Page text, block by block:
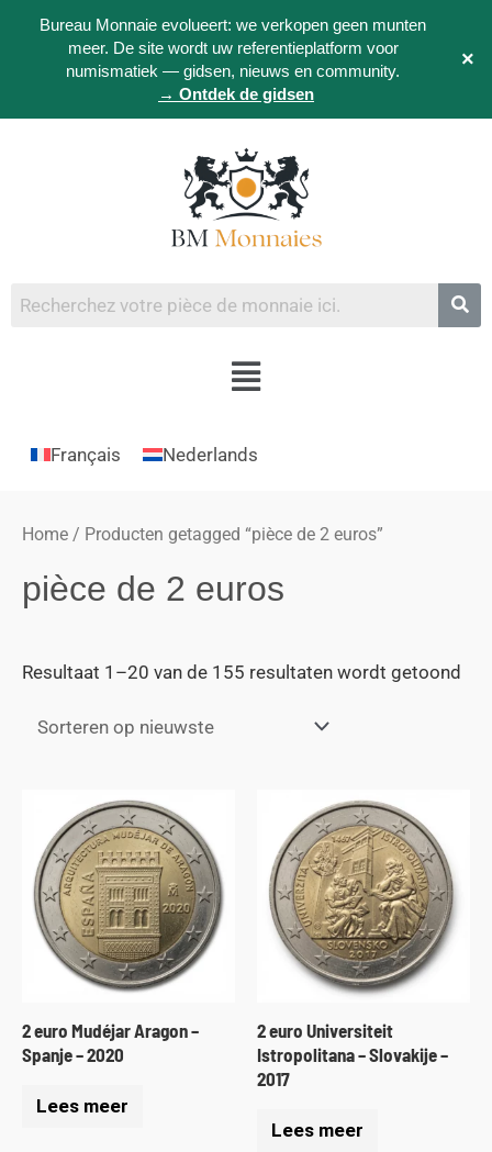
Bureau Monnaie evolueert: we verkopen geen munten
meer. De site wordt uw referentieplatform voor
numismatiek — gidsen, nieuws en community.
→ Ontdek de gidsen
×
Français Nederlands
Home / Producten getagged “pièce de 2 euros”
pièce de 2 euros
Resultaat 1–20 van de 155 resultaten wordt getoond
2 euro Mudéjar Aragon –
Spanje – 2020
Lees meer
2 euro Universiteit
Istropolitana – Slovakije –
2017
Lees meer